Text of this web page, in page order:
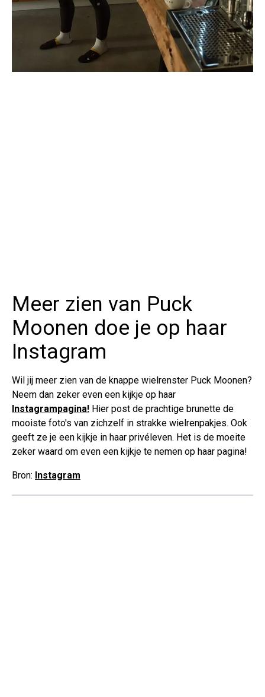
Meer zien van Puck
Moonen doe je op haar
Instagram
Wil jij meer zien van de knappe wielrenster Puck Moonen?
Neem dan zeker even een kijkje op haar
Instagrampagina! Hier post de prachtige brunette de
mooiste foto's van zichzelf in strakke wielrenpakjes. Ook
geeft ze je een kijkje in haar privéleven. Het is de moeite
zeker waard om even een kijkje te nemen op haar pagina!
Bron: Instagram